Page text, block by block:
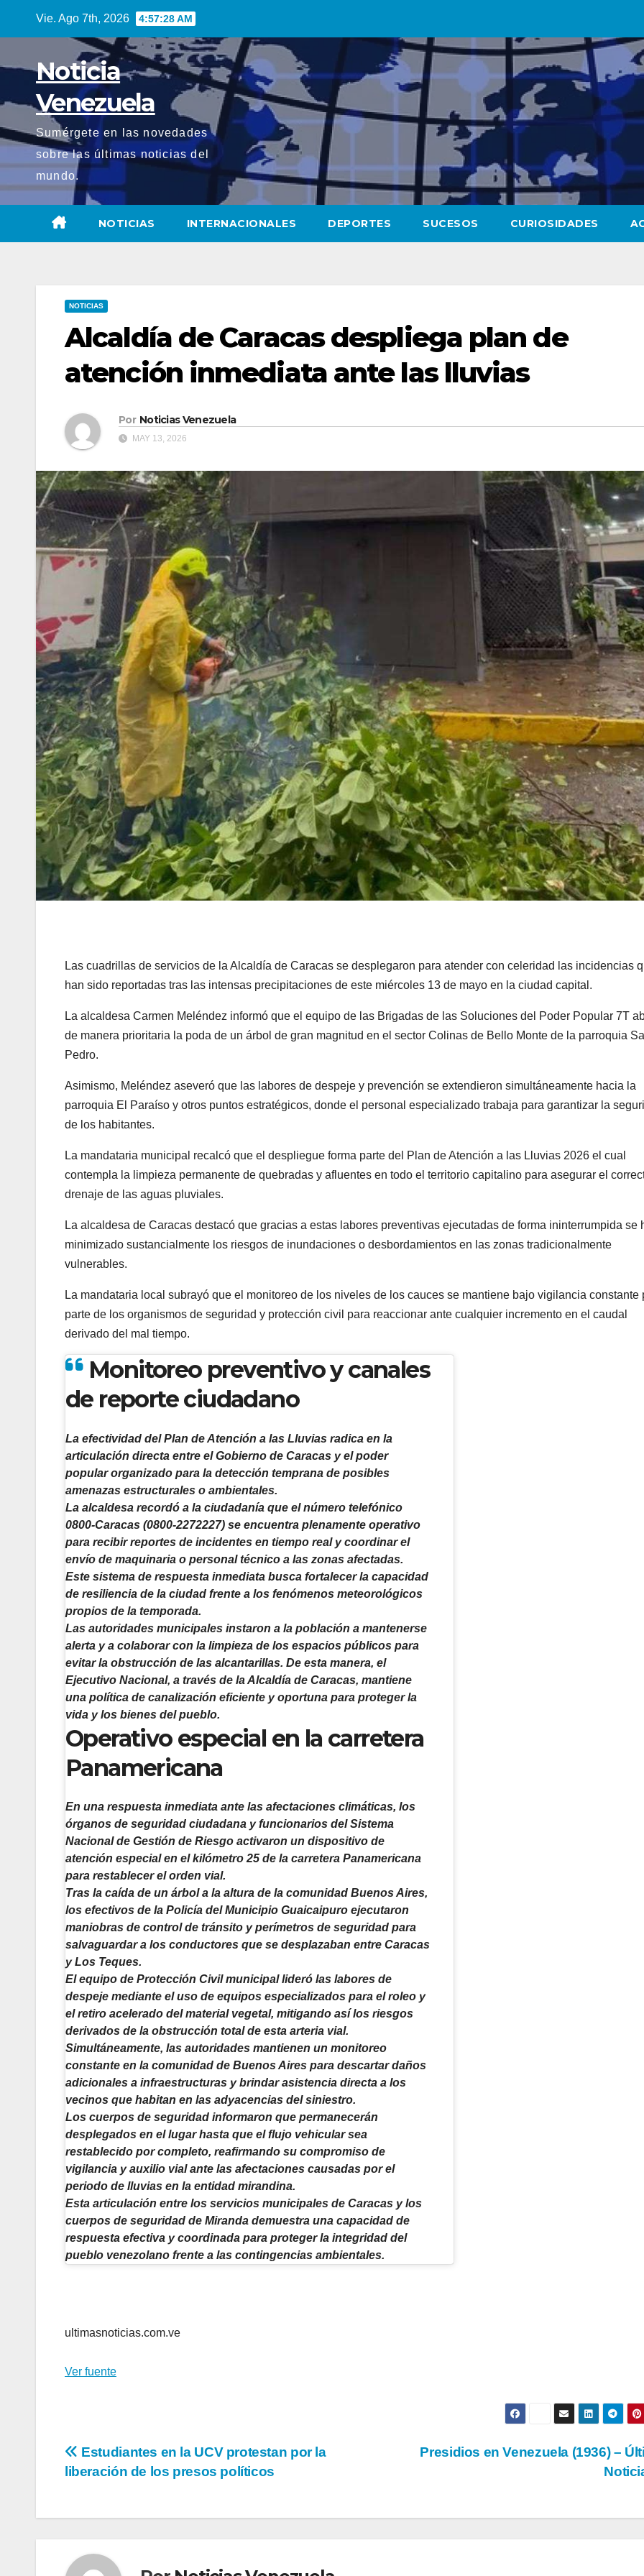
Vie. Ago 7th, 2026 4:57:29 AM
Noticia
Venezuela
Sumérgete en las novedades
sobre las últimas noticias del
mundo.
NOTICIAS INTERNACIONALES DEPORTES SUCESOS CURIOSIDADES
NOTICIAS
Alcaldía de Caracas despliega plan de
atención inmediata ante las lluvias
Por Noticias Venezuela
MAY 13, 2026
Las cuadrillas de servicios de la Alcaldía de Caracas se desplegaron para atender con celeridad las incidencias
han sido reportadas tras las intensas precipitaciones de este miércoles 13 de mayo en la ciudad capital.
La alcaldesa Carmen Meléndez informó que el equipo de las Brigadas de las Soluciones del Poder Popular 7T
de manera prioritaria la poda de un árbol de gran magnitud en el sector Colinas de Bello Monte de la parroquia
Pedro.
Asimismo, Meléndez aseveró que las labores de despeje y prevención se extendieron simultáneamente hacia la
parroquia El Paraíso y otros puntos estratégicos, donde el personal especializado trabaja para garantizar la
de los habitantes.
La mandataria municipal recalcó que el despliegue forma parte del Plan de Atención a las Lluvias 2026 el cual
contempla la limpieza permanente de quebradas y afluentes en todo el territorio capitalino para asegurar el
drenaje de las aguas pluviales.
La alcaldesa de Caracas destacó que gracias a estas labores preventivas ejecutadas de forma ininterrumpida se
minimizado sustancialmente los riesgos de inundaciones o desbordamientos en las zonas tradicionalmente
vulnerables.
La mandataria local subrayó que el monitoreo de los niveles de los cauces se mantiene bajo vigilancia constante
parte de los organismos de seguridad y protección civil para reaccionar ante cualquier incremento en el caudal
derivado del mal tiempo.
Monitoreo preventivo y canales
de reporte ciudadano
La efectividad del Plan de Atención a las Lluvias radica en la
articulación directa entre el Gobierno de Caracas y el poder
popular organizado para la detección temprana de posibles
amenazas estructurales o ambientales.
La alcaldesa recordó a la ciudadanía que el número telefónico
0800-Caracas (0800-2272227) se encuentra plenamente operativo
para recibir reportes de incidentes en tiempo real y coordinar el
envío de maquinaria o personal técnico a las zonas afectadas.
Este sistema de respuesta inmediata busca fortalecer la capacidad
de resiliencia de la ciudad frente a los fenómenos meteorológicos
propios de la temporada.
Las autoridades municipales instaron a la población a mantenerse
alerta y a colaborar con la limpieza de los espacios públicos para
evitar la obstrucción de las alcantarillas. De esta manera, el
Ejecutivo Nacional, a través de la Alcaldía de Caracas, mantiene
una política de canalización eficiente y oportuna para proteger la
vida y los bienes del pueblo.
Operativo especial en la carretera
Panamericana
En una respuesta inmediata ante las afectaciones climáticas, los
órganos de seguridad ciudadana y funcionarios del Sistema
Nacional de Gestión de Riesgo activaron un dispositivo de
atención especial en el kilómetro 25 de la carretera Panamericana
para restablecer el orden vial.
Tras la caída de un árbol a la altura de la comunidad Buenos Aires,
los efectivos de la Policía del Municipio Guaicaipuro ejecutaron
maniobras de control de tránsito y perímetros de seguridad para
salvaguardar a los conductores que se desplazaban entre Caracas
y Los Teques.
El equipo de Protección Civil municipal lideró las labores de
despeje mediante el uso de equipos especializados para el roleo y
el retiro acelerado del material vegetal, mitigando así los riesgos
derivados de la obstrucción total de esta arteria vial.
Simultáneamente, las autoridades mantienen un monitoreo
constante en la comunidad de Buenos Aires para descartar daños
adicionales a infraestructuras y brindar asistencia directa a los
vecinos que habitan en las adyacencias del siniestro.
Los cuerpos de seguridad informaron que permanecerán
desplegados en el lugar hasta que el flujo vehicular sea
restablecido por completo, reafirmando su compromiso de
vigilancia y auxilio vial ante las afectaciones causadas por el
periodo de lluvias en la entidad mirandina.
Esta articulación entre los servicios municipales de Caracas y los
cuerpos de seguridad de Miranda demuestra una capacidad de
respuesta efectiva y coordinada para proteger la integridad del
pueblo venezolano frente a las contingencias ambientales.
ultimasnoticias.com.ve
Ver fuente
Navegación
entradas
Presidios en Venezuela (1936) –
Estudiantes en la UCV protestan por la
liberación de los presos políticos